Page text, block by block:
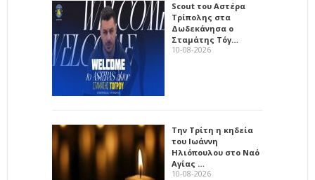
Scout του Αστέρα
Τρίπολης στα
Δωδεκάνησα ο
Σταμάτης Τόγ…
10-08-2026
Την Τρίτη η κηδεία
του Ιωάννη
Ηλιόπουλου στο Ναό
Αγίας …
10-08-2026